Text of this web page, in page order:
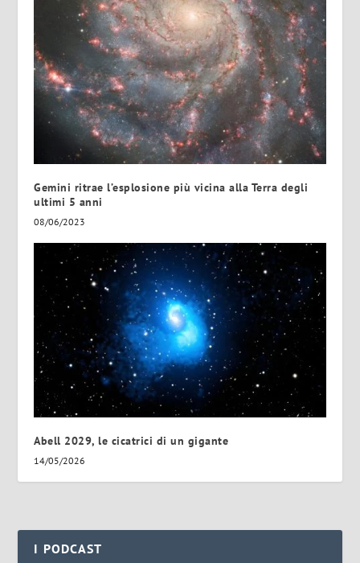
Gemini ritrae l’esplosione più vicina alla Terra degli
ultimi 5 anni
08/06/2023
Abell 2029, le cicatrici di un gigante
14/05/2026
I PODCAST